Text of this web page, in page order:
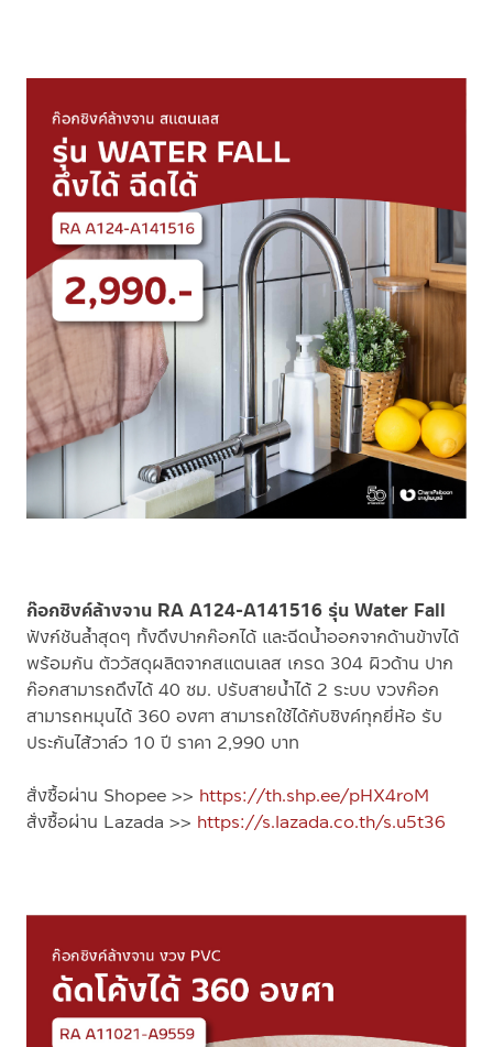
ก๊อกซิงค์ล้างจาน RA A124-A141516 รุ่น Water Fall
ฟังก์ชันล้ำสุดๆ ทั้งดึงปากก๊อกได้ และฉีดน้ำออกจากด้านข้างได้
พร้อมกัน ตัววัสดุผลิตจากสแตนเลส เกรด 304 ผิวด้าน ปาก
ก๊อกสามารถดึงได้ 40 ซม. ปรับสายน้ำได้ 2 ระบบ งวงก๊อก
สามารถหมุนได้ 360 องศา สามารถใช้ได้กับซิงค์ทุกยี่ห้อ รับ
ประกันไส้วาล์ว 10 ปี ราคา 2,990 บาท
สั่งซื้อผ่าน Shopee >> https://th.shp.ee/pHX4roM
สั่งซื้อผ่าน Lazada >> https://s.lazada.co.th/s.u5t36